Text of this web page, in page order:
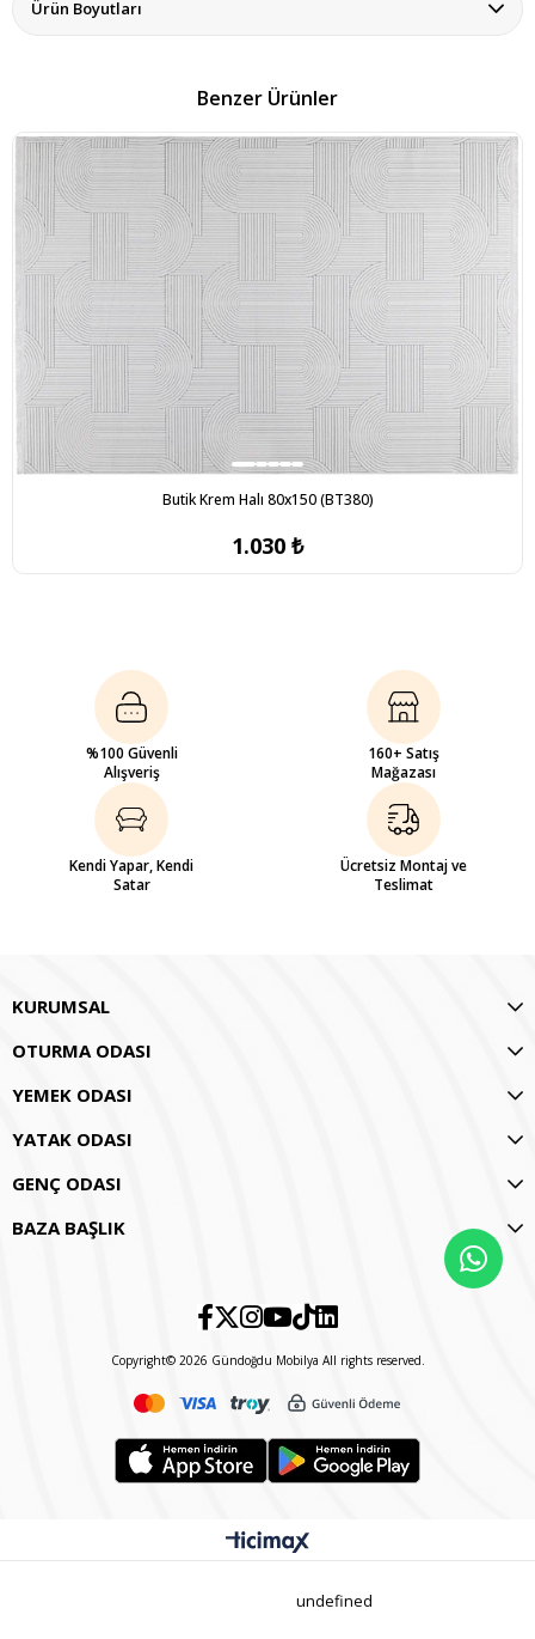
Ürün Boyutları
Benzer Ürünler
Butik Krem Halı 80x150 (BT380)
1.030 ₺
undefined
%100 Güvenli
Alışveriş
160+ Satış
Mağazası
Kendi Yapar, Kendi
Satar
Ücretsiz Montaj ve
Teslimat
KURUMSAL
OTURMA ODASI
YEMEK ODASI
YATAK ODASI
GENÇ ODASI
BAZA BAŞLIK
Copyright© 2026 Gündoğdu Mobilya All rights reserved.